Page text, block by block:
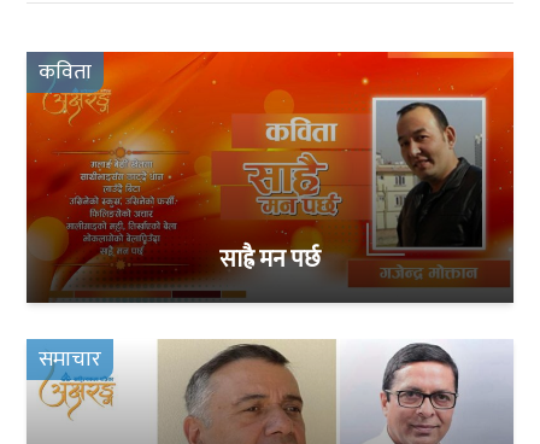
कविता
साह्रै मन पर्छ
समाचार